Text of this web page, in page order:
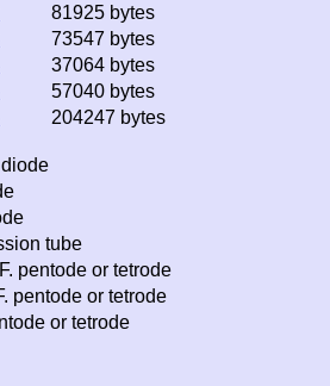
81925 bytes
73547 bytes
37064 bytes
57040 bytes
204247 bytes
tube
pentode or tetrode
pentode or tetrode
or tetrode